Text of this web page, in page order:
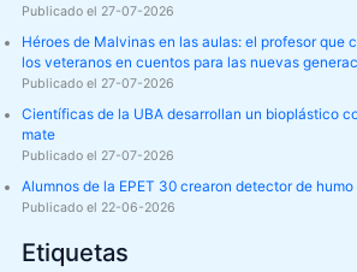
Publicado el 27-07-2026
Héroes de Malvinas en las aulas: el profesor que
los veteranos en cuentos para las nuevas
Publicado el 27-07-2026
Científicas de la UBA desarrollan un bioplástico
mate
Publicado el 27-07-2026
Alumnos de la EPET 30 crearon detector de
Publicado el 22-06-2026
Etiquetas